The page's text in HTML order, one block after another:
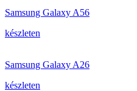
Samsung Galaxy A56
készleten
Samsung Galaxy A26
készleten